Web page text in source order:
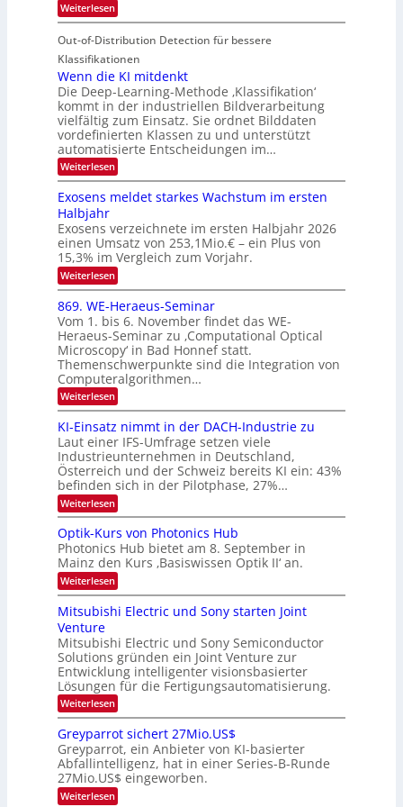
d
M
a
n
t
i
S
p
e
c
t
r
e
S
I
O
N
T
e
c
h
T
a
l
k
r
u
d
e
r
V
S
O
N
2
0
2
6
Weiterlesen:
S
c
h
l
a
n
d
e
n
Out-of-Distribution Detection für bessere
Klassifikationen
Wenn die KI mitdenkt
Die Deep-Learning-Methode ‚Klassifikation‘
kommt in der industriellen Bildverarbeitung
vielfältig zum Einsatz. Sie ordnet Bilddaten
vordefinierten Klassen zu und unterstützt
automatisierte Entscheidungen im…
Weiterlesen:
W
n
d
i
e
K
I
m
i
t
d
e
n
k
t
Exosens meldet starkes Wachstum im ersten
Halbjahr
Exosens verzeichnete im ersten Halbjahr 2026
einen Umsatz von 253,1Mio.€ – ein Plus von
15,3% im Vergleich zum Vorjahr.
Weiterlesen:
E
x
o
s
e
n
s
m
e
l
d
e
t
s
t
a
r
k
e
W
a
c
h
s
u
i
m
e
r
s
t
e
n
H
a
l
b
j
a
869. WE-Heraeus-Seminar
Vom 1. bis 6. November findet das WE-
Heraeus-Seminar zu ‚Computational Optical
Microscopy‘ in Bad Honnef statt.
Themenschwerpunkte sind die Integration von
Computeralgorithmen…
Weiterlesen:
8
9
.
W
E
-
H
e
r
a
e
u
s
-
S
e
n
a
r
KI-Einsatz nimmt in der DACH-Industrie zu
Laut einer IFS-Umfrage setzen viele
Industrieunternehmen in Deutschland,
Österreich und der Schweiz bereits KI ein: 43%
befinden sich in der Pilotphase, 27%…
Weiterlesen:
K
-
E
i
n
s
t
n
m
m
t
i
n
d
e
r
D
A
C
Optik-Kurs von Photonics Hub
Photonics Hub bietet am 8. September in
Mainz den Kurs ‚Basiswissen Optik II‘ an.
Weiterlesen:
O
p
t
k
-
K
u
r
s
v
o
n
P
h
o
t
Mitsubishi Electric und Sony starten Joint
Venture
Mitsubishi Electric und Sony Semiconductor
Solutions gründen ein Joint Venture zur
Entwicklung intelligenter visionsbasierter
Lösungen für die Fertigungsautomatisierung.
Weiterlesen:
M
t
s
u
b
i
s
Greyparrot sichert 27Mio.US$
Greyparrot, ein Anbieter von KI-basierter
Abfallintelligenz, hat in einer Series-B-Runde
27Mio.US$ eingeworben.
Weiterlesen: